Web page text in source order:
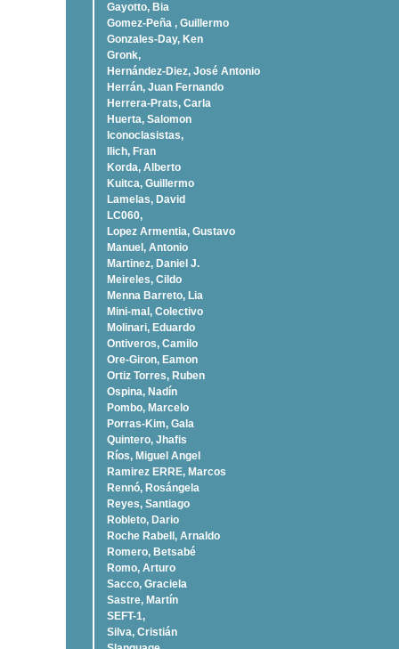
Gayotto, Bia
Gomez-Peña , Guillermo
Gonzales-Day, Ken
Gronk,
Hernández-Diez, José Antonio
Herrán, Juan Fernando
Herrera-Prats, Carla
Huerta, Salomon
Iconoclasistas,
Ilich, Fran
Korda, Alberto
Kuitca, Guillermo
Lamelas, David
LC060,
Lopez Armentia, Gustavo
Manuel, Antonio
Martinez, Daniel J.
Meireles, Cildo
Menna Barreto, Lia
Mini-mal, Colectivo
Molinari, Eduardo
Ontiveros, Camilo
Ore-Giron, Eamon
Ortiz Torres, Ruben
Ospina, Nadí­n
Pombo, Marcelo
Porras-Kim, Gala
Quintero, Jhafis
Rí­os, Miguel Angel
Ramirez ERRE, Marcos
Rennó, Rosángela
Reyes, Santiago
Robleto, Dario
Roche Rabell, Arnaldo
Romero, Betsabé
Romo, Arturo
Sacco, Graciela
Sastre, Martí­n
SEFT-1,
Silva, Cristián